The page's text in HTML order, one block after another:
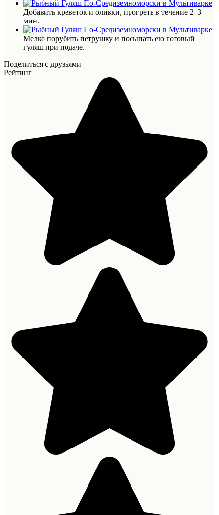
Добавить креветок и оливки, прогреть в течение 2–3
мин.
Мелко порубить петрушку и посыпать ею готовый
гуляш при подаче.
Поделиться с друзьями
Рейтинг